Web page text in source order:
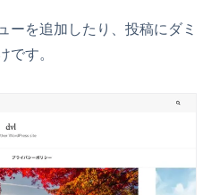
ーを追加したり、投稿にダミ
です。